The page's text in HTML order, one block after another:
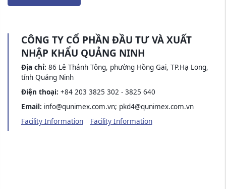
CÔNG TY CỔ PHẦN ĐẦU TƯ VÀ XUẤT
NHẬP KHẨU QUẢNG NINH
Địa chỉ: 86 Lê Thánh Tông, phường Hồng Gai, TP.Hạ Long,
tỉnh Quảng Ninh
Điện thoại: +84 203 3825 302 - 3825 640
Email: info@qunimex.com.vn; pkd4@qunimex.com.vn
Facility Information
Facility Information